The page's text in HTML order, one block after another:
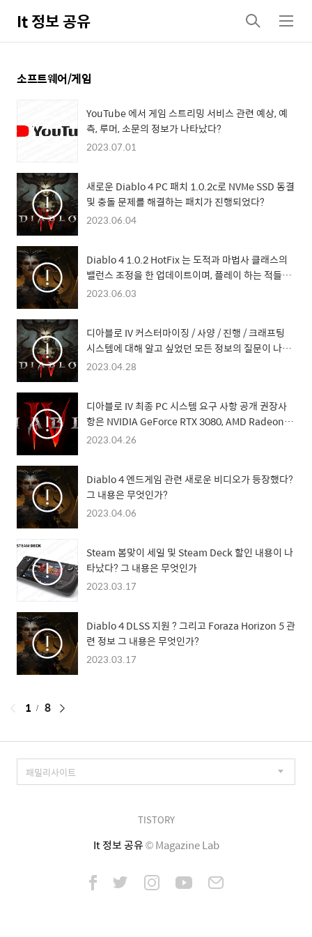
It 정보 공유
검
색
메
뉴
소프트웨어/게임
YouTube 에서 게임 스트리밍 서비스 관련 예상, 예
측, 루머, 소문의 정보가 나타났다?
2023.07.01
새로운 Diablo 4 PC 패치 1.0.2c로 NVMe SSD 동결
및 충돌 문제를 해결하는 패치가 진행되었다?
2023.06.04
Diablo 4 1.0.2 HotFix 는 도적과 마법사 클래스의
밸런스 조정을 한 업데이트이며, 플레이 하는 적들의
HP 등 여러가지 조정이 있다??
2023.06.03
디아블로 IV 커스터마이징 / 사양 / 진행 / 크래프팅
시스템에 대해 알고 싶었던 모든 정보의 질문이 나타
났다?
2023.04.28
디아블로 IV 최종 PC 시스템 요구 사항 공개 권장사
항은 NVIDIA GeForce RTX 3080, AMD Radeon
RX 6800 XT 4K 사양??
2023.04.26
Diablo 4 엔드게임 관련 새로운 비디오가 등장했다?
그 내용은 무엇인가?
2023.04.06
Steam 봄맞이 세일 및 Steam Deck 할인 내용이 나
타났다? 그 내용은 무엇인가
2023.03.17
Diablo 4 DLSS 지원 ? 그리고 Foraza Horizon 5 관
련 정보 그 내용은 무엇인가?
2023.03.17
페
1 8
TISTORY
It 정보 공유© Magazine Lab